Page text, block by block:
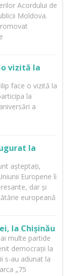
Acordului de
Moldova.
vizită la
face o vizită la
la
a
la
așteptați,
Europene îi
dar și
europeană
la Chișinău
multe partide
democrații la
s-au adunat la
„75